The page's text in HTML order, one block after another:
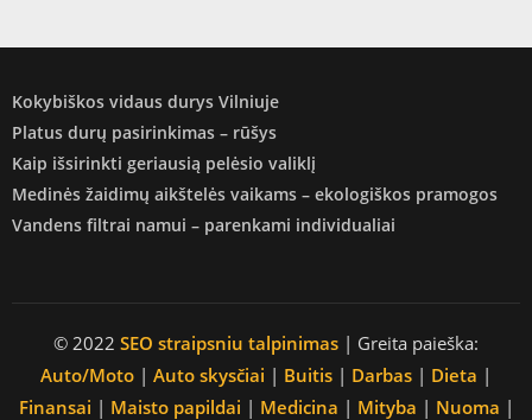
Kokybiškos vidaus durys Vilniuje
Platus durų pasirinkimas – rūšys
Kaip išsirinkti geriausią pelėsio valiklį
Medinės žaidimų aikštelės vaikams – ekologiškos pramogos
Vandens filtrai namui – parenkami individualiai
© 2022 SEO straipsniu talpinimas | Greita paieška:
Auto/Moto | Auto skysčiai | Buitis | Darbas | Dieta |
Finansai | Maisto papildai | Medicina | Mityba | Nuoma |